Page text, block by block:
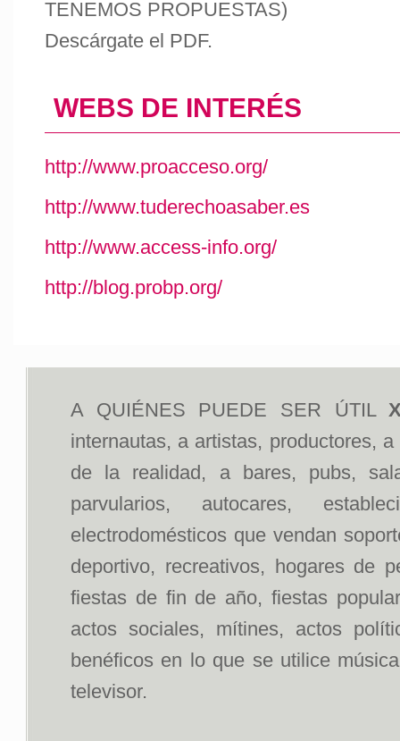
TENEMOS PROPUESTAS)
Descárgate el PDF.
WEBS DE INTERÉS
http://www.proacceso.org/
http://www.tuderechoasaber.es
http://www.access-info.org/
http://blog.probp.org/
A QUIÉNES PUEDE SER ÚTIL
internautas, a artistas, productores,
de la realidad, a bares, pubs,
parvularios, autocares,
electrodomésticos que vendan
deportivo, recreativos, hogares de
fiestas de fin de año, fiestas
actos sociales, mítines, actos
benéficos en lo que se utilice
televisor.